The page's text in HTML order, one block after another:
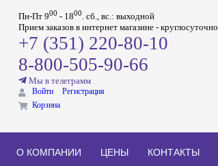
Пн-Пт 900 - 1800. сб., вс.: выходной
Прием заказов в интернет магазине - круглосуточно
+7 (351) 220-80-10
8-800-505-90-66
Мы в телеграмм
Войти
Регистрация
Корзина
О КОМПАНИИ ЦЕНЫ КОНТАКТЫ